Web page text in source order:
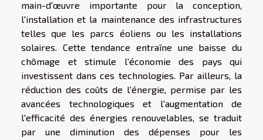
main-d'œuvre importante pour la conception,
l'installation et la maintenance des infrastructures
telles que les parcs éoliens ou les installations
solaires. Cette tendance entraîne une baisse du
chômage et stimule l'économie des pays qui
investissent dans ces technologies. Par ailleurs, la
réduction des coûts de l'énergie, permise par les
avancées technologiques et l'augmentation de
l'efficacité des énergies renouvelables, se traduit
par une diminution des dépenses pour les